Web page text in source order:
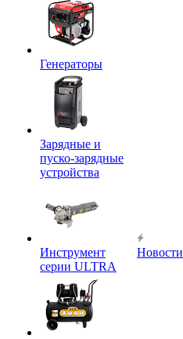
Генераторы
Зарядные и
пуско-зарядные
устройства
Инструмент
серии ULTRA
Новости